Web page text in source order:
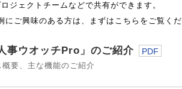
ジェクトチームなどで共有ができます。
にご興味のある方は、まずはこちらをご覧く
事ウオッチPro」のご紹介 PDF
概要、主な機能のご紹介